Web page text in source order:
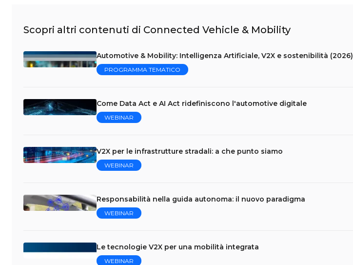
Scopri altri contenuti di Connected Vehicle & Mobility
Automotive & Mobility: Intelligenza Artificiale, V2X e sostenibilità (2026)
PROGRAMMA TEMATICO
Come Data Act e AI Act ridefiniscono l'automotive digitale
WEBINAR
V2X per le infrastrutture stradali: a che punto siamo
WEBINAR
Responsabilità nella guida autonoma: il nuovo paradigma
WEBINAR
Le tecnologie V2X per una mobilità integrata
WEBINAR